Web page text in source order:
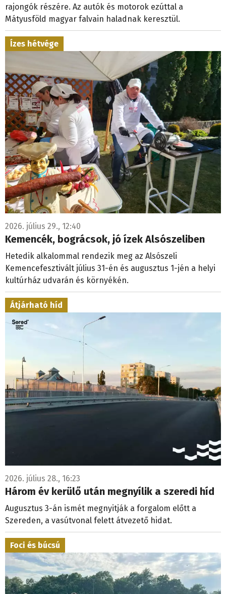
rajongók részére. Az autók és motorok ezúttal a
Mátyusföld magyar falvain haladnak keresztül.
Ízes hétvége
2026. július 29., 12:40
Kemencék, bográcsok, jó ízek Alsószeliben
Hetedik alkalommal rendezik meg az Alsószeli
Kemencefesztivált július 31-én és augusztus 1-jén a helyi
kultúrház udvarán és környékén.
Átjárható híd
2026. július 28., 16:23
Három év kerülő után megnyílik a szeredi híd
Augusztus 3-án ismét megnyitják a forgalom előtt a
Szereden, a vasútvonal felett átvezető hidat.
Foci és búcsú